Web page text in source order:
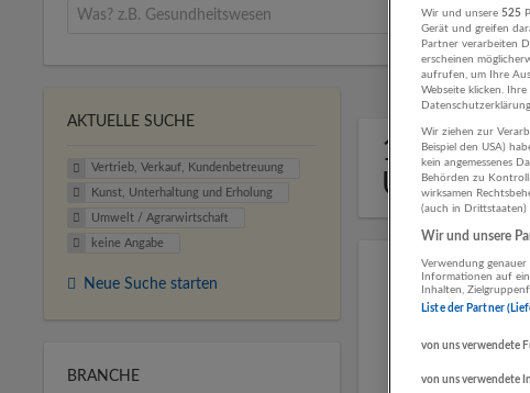
1
AKTUELLE SUCHE
Vertrieb, Verkauf, Kundenbetreuung
Kunst, Unterhaltung und Erholung
Umwelt / Agrarwirtschaft
keine Angabe
Neue Suche starten
BRANCHE
Wir und unsere525
Gerät und greifen
Partner verarbeiten
erscheinen
aufrufen, um Ihre
Webseite klicken.
Wir ziehen zur
Beispiel den USA)
kein angemessenes
Behörden zu
wirksamen
(auch in Drittstaaten)
Wir und unsere
Verwendung
Informationen auf
Inhalten,
Liste der Partner
von uns verwendete
von uns verwendete